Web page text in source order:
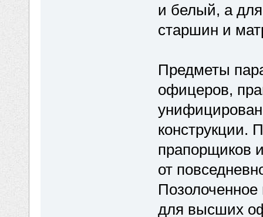
и белый, а
старшин и
Предметы
офицеров,
конструкции.
прапорщиков
от
для высших